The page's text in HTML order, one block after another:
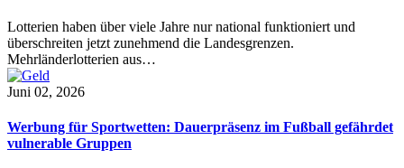
Lotterien haben über viele Jahre nur national funktioniert und
überschreiten jetzt zunehmend die Landesgrenzen.
Mehrländerlotterien aus…
Juni 02, 2026
Werbung für Sportwetten: Dauerpräsenz im Fußball gefährdet
vulnerable Gruppen